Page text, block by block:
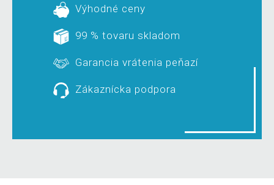
Výhodné ceny
99 % tovaru skladom
Garancia vrátenia peňazí
Zákaznícka podpora